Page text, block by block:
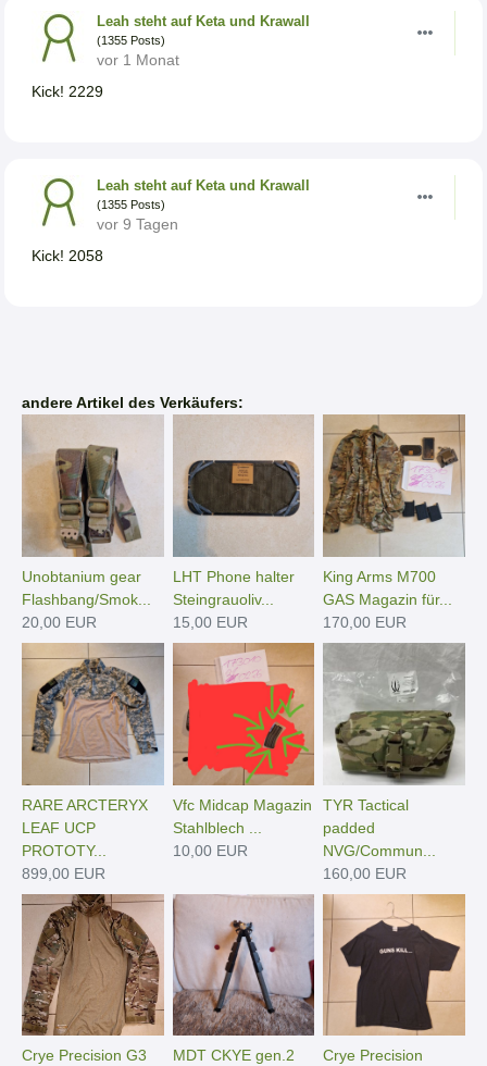
Leah steht auf Keta und Krawall
(1355 Posts)
vor 1 Monat
Kick! 2229
Leah steht auf Keta und Krawall
(1355 Posts)
vor 9 Tagen
Kick! 2058
andere Artikel des Verkäufers:
Unobtanium gear
Flashbang/Smok...
20,00 EUR
LHT Phone halter
Steingrauoliv...
15,00 EUR
King Arms M700
GAS Magazin für...
170,00 EUR
RARE ARCTERYX
LEAF UCP
PROTOTY...
899,00 EUR
Vfc Midcap Magazin
Stahlblech ...
10,00 EUR
TYR Tactical
padded
NVG/Commun...
160,00 EUR
Crye Precision G3
MDT CKYE gen.2
Crye Precision